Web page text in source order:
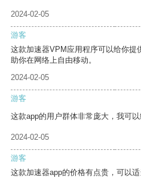
2024-02-05
游客
这款加速器VPM应用程序可以给你提
助你在网络上自由移动。
2024-02-05
游客
这款app的用户群体非常庞大，我可
2024-02-05
游客
这款加速器app的价格有点贵，可以